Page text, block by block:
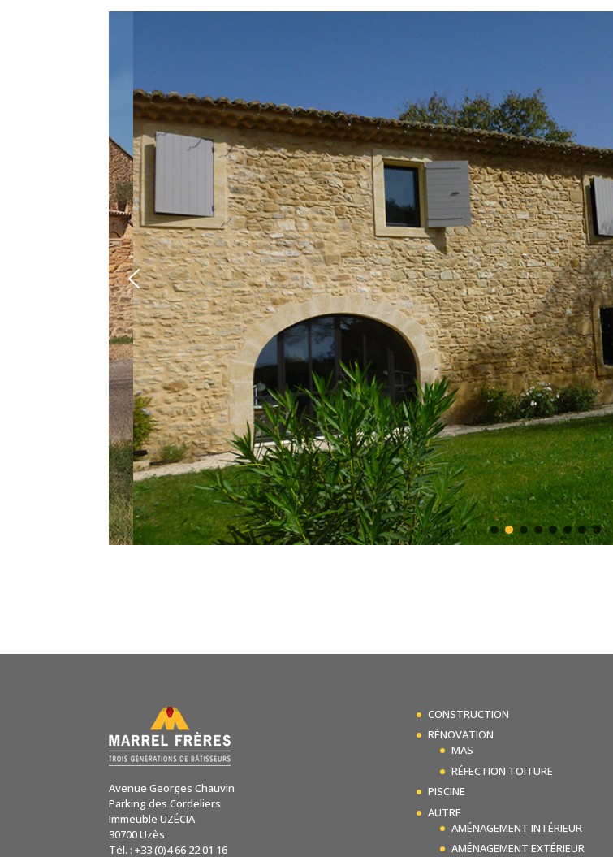
Avenue Georges Chauvin
Parking des Cordeliers
Immeuble UZÉCIA
30700 Uzès
Tél. : +33 (0)4 66 22 01 16
CONSTRUCTION
RÉNOVATION
MAS
RÉFECTION TOITURE
PISCINE
AUTRE
AMÉNAGEMENT INTÉRIEUR
AMÉNAGEMENT EXTÉRIEUR